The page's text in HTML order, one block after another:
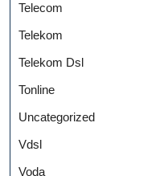
Telecom
Telekom
Telekom Dsl
Tonline
Uncategorized
Vdsl
Voda